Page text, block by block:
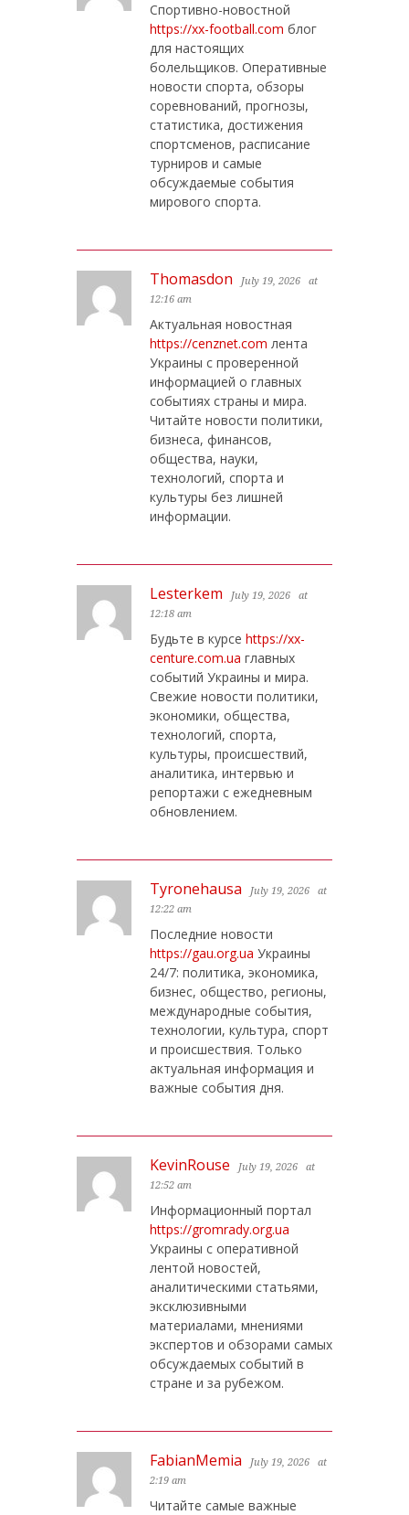
Спортивно-новостной
https://xx-football.com блог
для настоящих
болельщиков. Оперативные
новости спорта, обзоры
соревнований, прогнозы,
статистика, достижения
спортсменов, расписание
турниров и самые
обсуждаемые события
мирового спорта.
Thomasdon July 19, 2026
at
12:16 am
Актуальная новостная
https://cenznet.com лента
Украины с проверенной
информацией о главных
событиях страны и мира.
Читайте новости политики,
бизнеса, финансов,
общества, науки,
технологий, спорта и
культуры без лишней
информации.
Lesterkem July 19, 2026
at
12:18 am
Будьте в курсе https://xx-
centure.com.ua главных
событий Украины и мира.
Свежие новости политики,
экономики, общества,
технологий, спорта,
культуры, происшествий,
аналитика, интервью и
репортажи с ежедневным
обновлением.
Tyronehausa July 19, 2026
at
12:22 am
Последние новости
https://gau.org.ua Украины
24/7: политика, экономика,
бизнес, общество, регионы,
международные события,
технологии, культура, спорт
и происшествия. Только
актуальная информация и
важные события дня.
KevinRouse July 19, 2026
at
12:52 am
Информационный портал
https://gromrady.org.ua
Украины с оперативной
лентой новостей,
аналитическими статьями,
эксклюзивными
материалами, мнениями
экспертов и обзорами самых
обсуждаемых событий в
стране и за рубежом.
FabianMemia July 19, 2026
at
2:19 am
Читайте самые важные